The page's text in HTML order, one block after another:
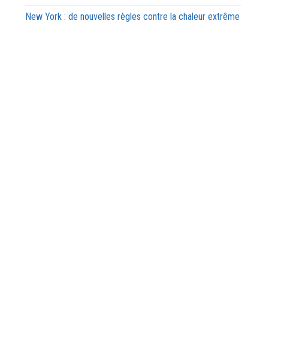
New York : de nouvelles règles contre la chaleur extrême